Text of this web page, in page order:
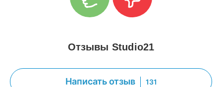
Отзывы Studio21
Написать отзыв 131